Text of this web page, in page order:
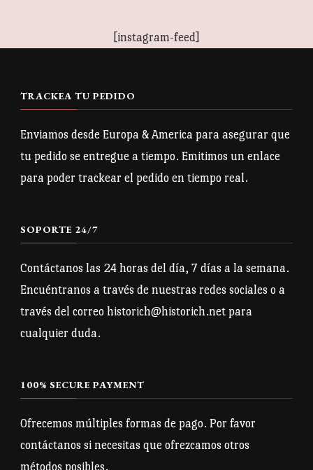
variantes.
se
pueden
elegir
en
producto
[instagram-feed]
TRACKEA TU PEDIDO
Enviamos desde Europa & America para asegurar que
tu pedido se entregue a tiempo. Emitimos un enlace
para poder trackear el pedido en tiempo real.
SOPORTE 24/7
Contáctanos las 24 horas del día, 7 días a la semana.
Encuéntranos a través de nuestras redes sociales o a
través del correo historich@historich.net para
cualquier duda.
100% SECURE PAYMENT
Ofrecemos múltiples formas de pago. Por favor
contáctanos si necesitas que ofrezcamos otros
métodos posibles.